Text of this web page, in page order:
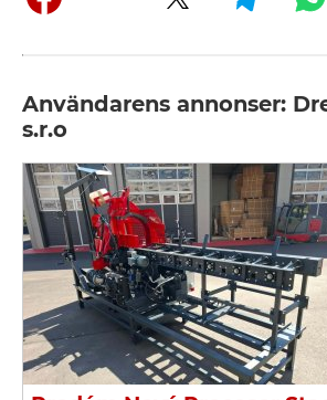
Användarens annonser:
s.r.o